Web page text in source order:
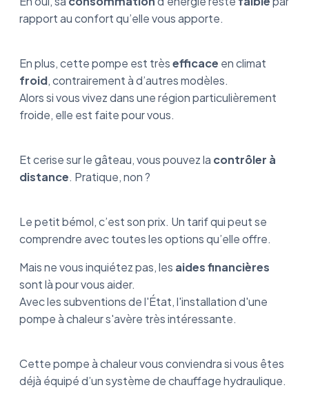
rapport au confort qu’elle vous apporte.
En plus, cette pompe est trèsefficace en climat
froid, contrairement à d’autres modèles.
Alors si vous vivez dans une région particulièrement
froide, elle est faite pour vous.
Et cerise sur le gâteau, vous pouvez la contrôler à
distance. Pratique, non ?
Le petit bémol, c’est son prix. Un tarif qui peut se
comprendre avec toutes les options qu’elle offre.
Mais ne vous inquiétez pas, les aides financières
sont là pour vous aider.
Avec les subventions de l'État, l'installation d'une
pompe à chaleur s'avère très intéressante.
Cette pompe à chaleur vous conviendra si vous êtes
déjà équipé d’un système de chauffage hydraulique.